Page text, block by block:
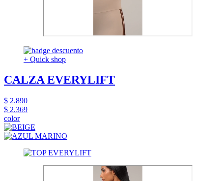
+ Quick shop
CALZA EVERYLIFT
$ 2.890
$ 2.369
color